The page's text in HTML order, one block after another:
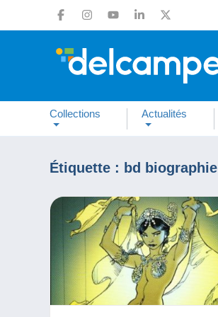
Collections Actualités
Étiquette : bd biographie